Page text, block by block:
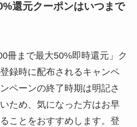
還元クーポンはいつまで
冊まで最大50%即時還元」ク
録時に配布されるキャンペ
ペーンの終了時期は明記さ
ため、気になった方はお早
ことをおすすめします。登